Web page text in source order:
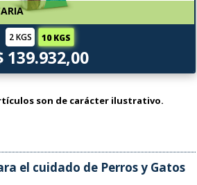
2 KGS 10 KGS
139.932,00
son de carácter ilustrativo.
el cuidado de Perros y Gatos